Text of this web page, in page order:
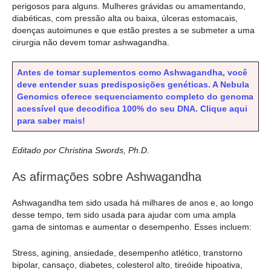
perigosos para alguns. Mulheres grávidas ou amamentando,
diabéticas, com pressão alta ou baixa, úlceras estomacais,
doenças autoimunes e que estão prestes a se submeter a uma
cirurgia não devem tomar ashwagandha.
Antes de tomar suplementos como Ashwagandha, você
deve entender suas predisposições genéticas. A Nebula
Genomics oferece sequenciamento completo do genoma
acessível que decodifica 100% do seu DNA. Clique aqui
para saber mais!
Editado por Christina Swords, Ph.D.
As afirmações sobre Ashwagandha
Ashwagandha tem sido usada há milhares de anos e, ao longo
desse tempo, tem sido usada para ajudar com uma ampla
gama de sintomas e aumentar o desempenho. Esses incluem:
Stress, agining, ansiedade, desempenho atlético, transtorno
bipolar, cansaço, diabetes, colesterol alto, tireóide hipoativa,